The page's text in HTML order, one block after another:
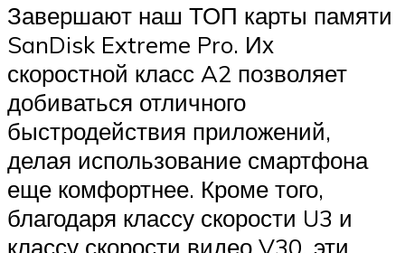
Завершают наш ТОП карты памяти
SanDisk Extreme Pro. Их
скоростной класс A2 позволяет
добиваться отличного
быстродействия приложений,
делая использование смартфона
еще комфортнее. Кроме того,
благодаря классу скорости U3 и
классу скорости видео V30, эти